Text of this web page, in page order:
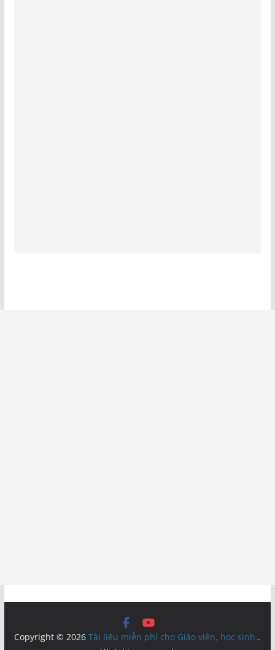
Copyright © 2026Tài liệu miễn phí cho Giáo viên, học sinh..